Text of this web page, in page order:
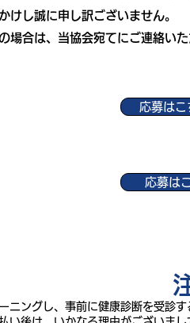
けし誠に申し訳ございません。
場合は、当協会宛てにご連絡い
応募はこ
応募は
ニングし、事前に健康診断を受診